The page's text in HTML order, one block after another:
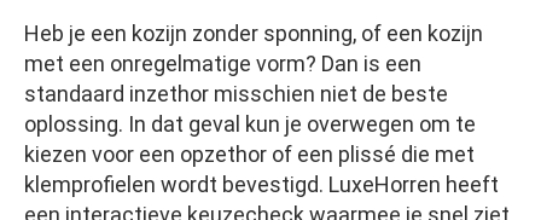
Heb je een kozijn zonder sponning, of een kozijn
met een onregelmatige vorm? Dan is een
standaard inzethor misschien niet de beste
oplossing. In dat geval kun je overwegen om te
kiezen voor een opzethor of een plissé die met
klemprofielen wordt bevestigd. LuxeHorren heeft
een interactieve keuzecheck waarmee je snel ziet